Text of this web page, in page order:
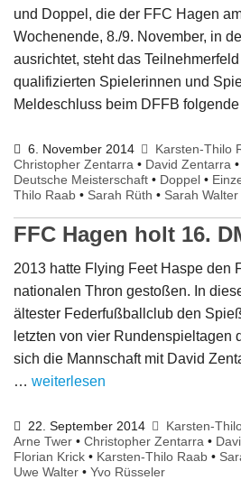
und Doppel, die der FFC Hagen
Wochenende, 8./9. November, in
ausrichtet, steht das
qualifizierten Spielerinnen und
Meldeschluss beim DFFB
6. November 2014 Karsten-Thilo
Christopher Zentarra • David Zentarra •
Deutsche Meisterschaft • Doppel •
Thilo Raab • Sarah Rüth • Sarah Walter
FFC Hagen holt 16.
2013 hatte Flying Feet Haspe den
nationalen Thron gestoßen. In
ältester Federfußballclub den
letzten von vier Rundenspieltagen
sich die Mannschaft mit David
… weiterlesen
22. September 2014 Karsten-
Arne Twer • Christopher Zentarra •
Florian Krick • Karsten-Thilo Raab •
Uwe Walter • Yvo Rüsseler